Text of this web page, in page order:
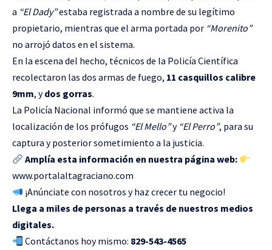
a “El Dady”estaba registrada a nombre de su legítimo
propietario, mientras que el arma portada por “Morenito”
no arrojó datos en el sistema.
En la escena del hecho, técnicos de la Policía Científica
recolectaron las dos armas de fuego, 11 casquillos calibre
9mm, ydos gorras.
La Policía Nacional informó que se mantiene activa la
localización de los prófugos “El Mello”y “El Perro”, para su
captura y posterior sometimiento a la justicia.
Amplía esta información en nuestra página web:
www.portalaltagraciano.com
¡Anúnciate con nosotros y haz crecer tu negocio!
Llega a miles de personas a través de nuestros medios
digitales.
Contáctanos hoy mismo: 829-543-4565